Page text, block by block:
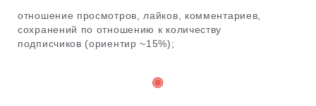
отношение просмотров, лайков, комментариев,
сохранений по отношению к количеству
подписчиков (ориентир ~15%);
◉